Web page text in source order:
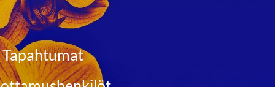
Tapahtumat